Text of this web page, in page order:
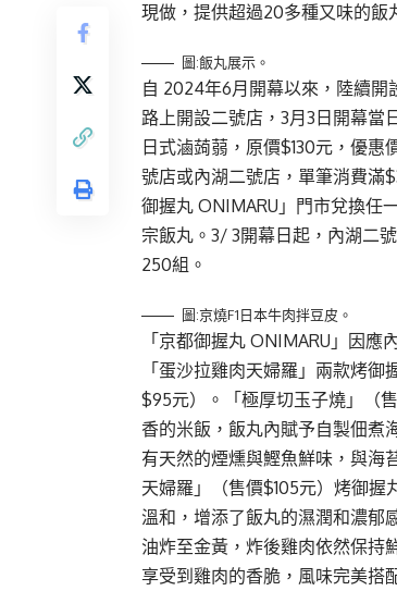
現做，提供超過20多種⼜味的飯
圖:飯丸展示。
⾃ 2024年6⽉開幕以來，陸續
路上開設⼆號店，3⽉3⽇開幕當
⽇式滷蒟蒻，原價$130元，優
號店或內湖⼆號店，單筆消費滿
御握丸 ONIMARU」⾨市兌換任
宗飯丸。3/ 3開幕⽇起，內湖⼆
250組。
圖:京燒F1日本牛肉拌豆皮。
「京都御握丸 ONIMARU」因
「蛋沙拉雞⾁天婦羅」兩款烤
$95元）。「極厚切⽟⼦燒」（
⾹的⽶飯，飯丸內賦予⾃製佃煮
有天然的煙燻與鰹⿂鮮味，與海
天婦羅」（售價$105元）烤御
溫和，增添了飯丸的濕潤和濃郁
油炸至⾦⿈，炸後雞⾁依然保持
享受到雞⾁的⾹脆，風味完美搭